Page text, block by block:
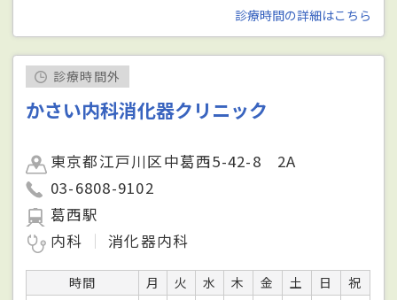
診療時間の詳細はこちら
診療時間外
かさい内科消化器クリニック
東京都江戸川区中葛西5-42-8 2A
03-6808-9102
葛西駅
内科
消化器内科
時間 月 火 水 木 金 土 日
祝